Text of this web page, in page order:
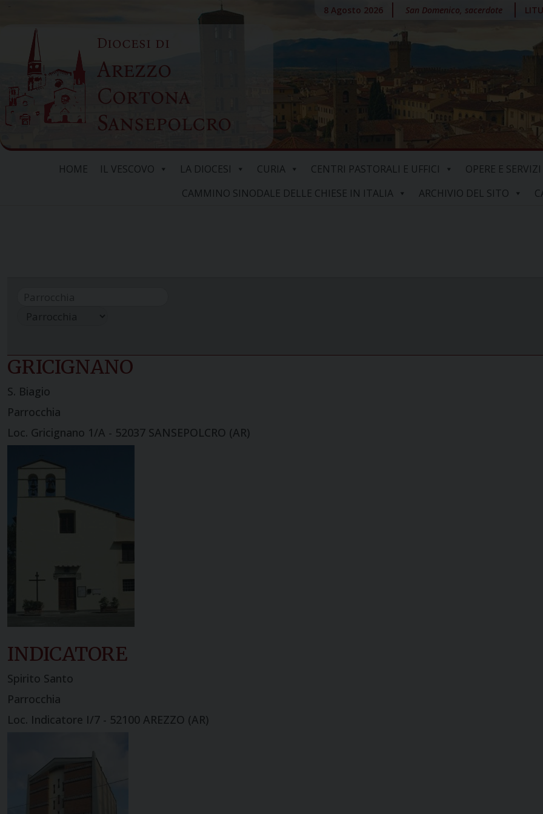
content
Diocesi di
Arezzo
Cortona
Sansepolcro
8 Agosto 2026 San Domenico, sacerdote
HOME IL VESCOVO LA DIOCESI CURIA CENTRI PASTORALI E UFFICI OPERE E SERVIZI
CAMMINO SINODALE DELLE CHIESE IN ITALIA
ARCHIVIO DEL SITO
GRICIGNANO
S. Biagio
Parrocchia
Loc. Gricignano 1/A - 52037 SANSEPOLCRO (AR)
INDICATORE
Spirito Santo
Parrocchia
Loc. Indicatore I/7 - 52100 AREZZO (AR)